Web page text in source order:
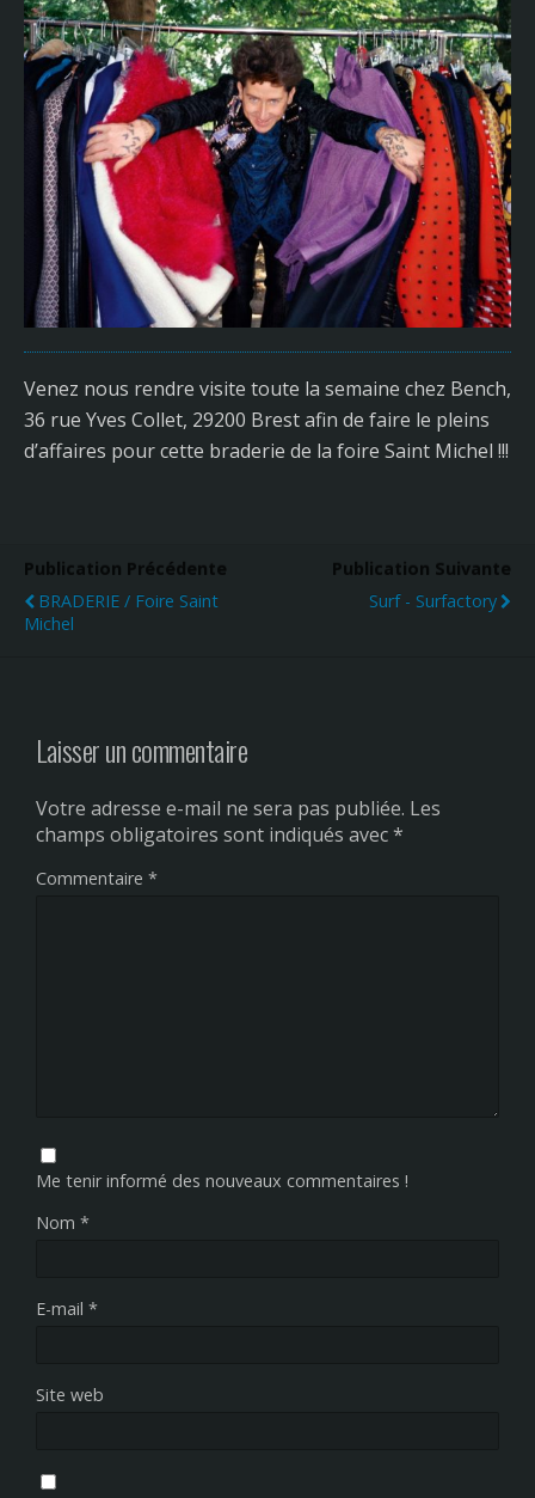
Venez nous rendre visite toute la semaine chez Bench,
36 rue Yves Collet, 29200 Brest afin de faire le pleins
d’affaires pour cette braderie de la foire Saint Michel !!!
Publication Précédente
BRADERIE / Foire Saint
Michel
Publication Suivante
Surf - Surfactory
Laisser un commentaire
Votre adresse e-mail ne sera pas publiée. Les
champs obligatoires sont indiqués avec*
Commentaire *
Me tenir informé des nouveaux commentaires !
Nom *
E-mail *
Site web